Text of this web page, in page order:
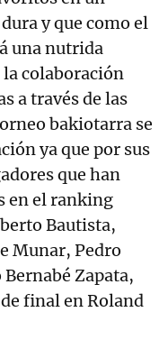
y que como el
una nutrida
la colaboración
a través de las
bakiotarra se
ya que por sus
que han
en el ranking
Bautista,
Munar, Pedro
Zapata,
final en Roland